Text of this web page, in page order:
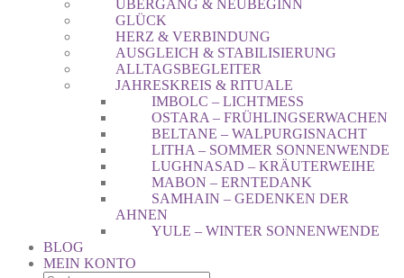
ÜBERGANG & NEUBEGINN
GLÜCK
HERZ & VERBINDUNG
AUSGLEICH & STABILISIERUNG
ALLTAGSBEGLEITER
JAHRESKREIS & RITUALE
IMBOLC – LICHTMESS
OSTARA – FRÜHLINGSERWACHEN
BELTANE – WALPURGISNACHT
LITHA – SOMMER SONNENWENDE
LUGHNASAD – KRÄUTERWEIHE
MABON – ERNTEDANK
SAMHAIN – GEDENKEN DER
AHNEN
YULE – WINTER SONNENWENDE
BLOG
MEIN KONTO